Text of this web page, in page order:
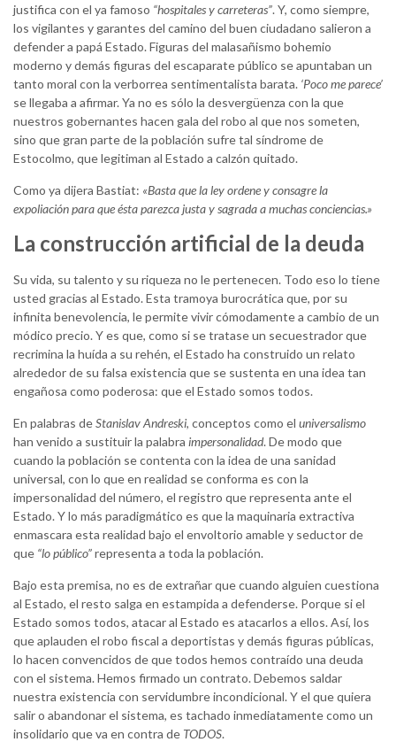
justifica con el ya famoso “hospitales y carreteras”. Y, como siempre,
los vigilantes y garantes del camino del buen ciudadano salieron a
defender a papá Estado. Figuras del malasañismo bohemio
moderno y demás figuras del escaparate público se apuntaban un
tanto moral con la verborrea sentimentalista barata. ‘Poco me parece’
se llegaba a afirmar. Ya no es sólo la desvergüenza con la que
nuestros gobernantes hacen gala del robo al que nos someten,
sino que gran parte de la población sufre tal síndrome de
Estocolmo, que legitiman al Estado a calzón quitado.
Como ya dijera Bastiat: «Basta que la ley ordene y consagre la
expoliación para que ésta parezca justa y sagrada a muchas conciencias.»
La construcción artificial de la deuda
Su vida, su talento y su riqueza no le pertenecen. Todo eso lo tiene
usted gracias al Estado. Esta tramoya burocrática que, por su
infinita benevolencia, le permite vivir cómodamente a cambio de un
módico precio. Y es que, como si se tratase un secuestrador que
recrimina la huída a su rehén, el Estado ha construido un relato
alrededor de su falsa existencia que se sustenta en una idea tan
engañosa como poderosa: que el Estado somos todos.
En palabras deStanislav Andreski, conceptos como el universalismo
han venido a sustituir la palabra impersonalidad. De modo que
cuando la población se contenta con la idea de una sanidad
universal, con lo que en realidad se conforma es con la
impersonalidad del número, el registro que representa ante el
Estado. Y lo más paradigmático es que la maquinaria extractiva
enmascara esta realidad bajo el envoltorio amable y seductor de
que “lo público”representa a toda la población.
Bajo esta premisa, no es de extrañar que cuando alguien cuestiona
al Estado, el resto salga en estampida a defenderse. Porque si el
Estado somos todos, atacar al Estado es atacarlos a ellos. Así, los
que aplauden el robo fiscal a deportistas y demás figuras públicas,
lo hacen convencidos de que todos hemos contraído una deuda
con el sistema. Hemos firmado un contrato. Debemos saldar
nuestra existencia con servidumbre incondicional. Y el que quiera
salir o abandonar el sistema, es tachado inmediatamente como un
insolidario que va en contra de TODOS.